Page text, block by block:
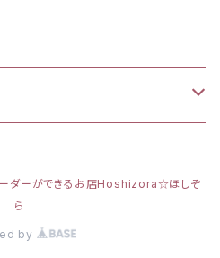
ダーができるお店Hoshizora☆ほしぞ
ら
by